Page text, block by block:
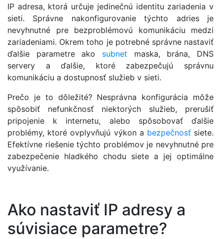
IP adresa, ktorá určuje jedinečnú identitu zariadenia v
sieti. Správne nakonfigurovanie týchto adries je
nevyhnutné pre bezproblémovú komunikáciu medzi
zariadeniami. Okrem toho je potrebné správne nastaviť
ďalšie parametre ako subnet maska, brána, DNS
servery a ďalšie, ktoré zabezpečujú správnu
komunikáciu a dostupnosť služieb v sieti.
Prečo je to dôležité? Nesprávna konfigurácia môže
spôsobiť nefunkčnosť niektorých služieb, prerušiť
pripojenie k internetu, alebo spôsobovať ďalšie
problémy, ktoré ovplyvňujú výkon a bezpečnosťsiete.
Efektívne riešenie týchto problémov je nevyhnutné pre
zabezpečenie hladkého chodu siete a jej optimálne
využívanie.
Ako nastaviť IP adresy a
súvisiace parametre?